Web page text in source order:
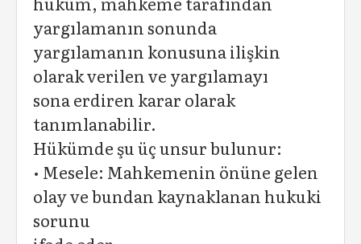
yargılamanın sonunda
yargılamanın konusuna ilişkin
olarak verilen ve yargılamayı
sona erdiren karar olarak
tanımlanabilir.
Hükümde şu üç unsur bulunur:
• Mesele: Mahkemenin önüne gelen
olay ve bundan kaynaklanan hukuki
sorunu